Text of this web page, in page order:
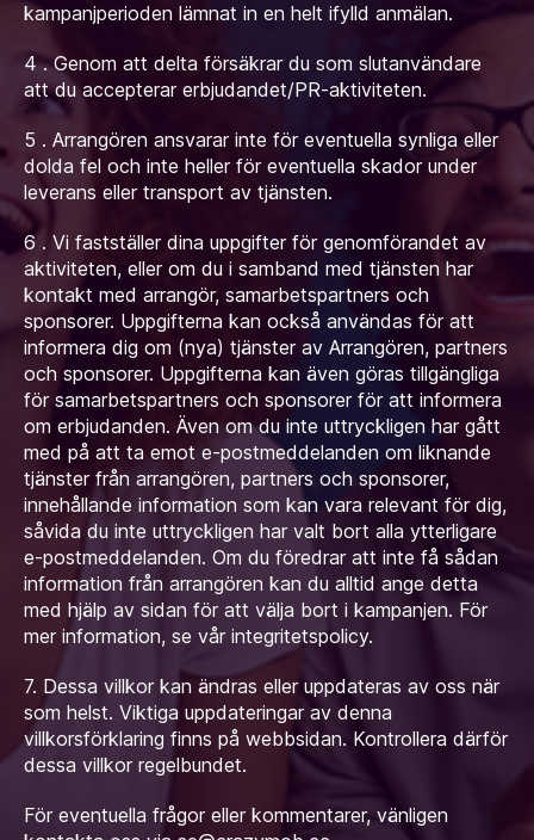
kampanjperioden lämnat in en helt ifylld anmälan.
4 . Genom att delta försäkrar du som slutanvändare
att du accepterar erbjudandet/PR-aktiviteten.
5 . Arrangören ansvarar inte för eventuella synliga eller
dolda fel och inte heller för eventuella skador under
leverans eller transport av tjänsten.
6 . Vi fastställer dina uppgifter för genomförandet av
aktiviteten, eller om du i samband med tjänsten har
kontakt med arrangör, samarbetspartners och
sponsorer. Uppgifterna kan också användas för att
informera dig om (nya) tjänster av Arrangören, partners
och sponsorer. Uppgifterna kan även göras tillgängliga
för samarbetspartners och sponsorer för att informera
om erbjudanden. Även om du inte uttryckligen har gått
med på att ta emot e-postmeddelanden om liknande
tjänster från arrangören, partners och sponsorer,
innehållande information som kan vara relevant för dig,
såvida du inte uttryckligen har valt bort alla ytterligare
e-postmeddelanden. Om du föredrar att inte få sådan
information från arrangören kan du alltid ange detta
med hjälp av sidan för att välja bort i kampanjen. För
mer information, se vår integritetspolicy.
7. Dessa villkor kan ändras eller uppdateras av oss när
som helst. Viktiga uppdateringar av denna
villkorsförklaring finns på webbsidan. Kontrollera därför
dessa villkor regelbundet.
För eventuella frågor eller kommentarer, vänligen